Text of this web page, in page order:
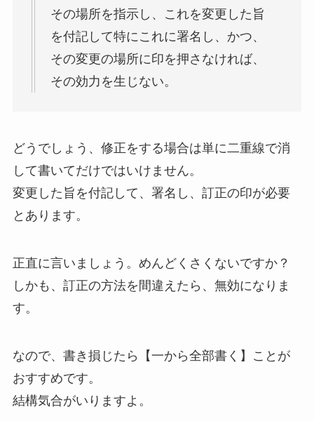
その場所を指示し、これを変更した旨
を付記して特にこれに署名し、かつ、
その変更の場所に印を押さなければ、
その効力を生じない。
どうでしょう、修正をする場合は単に二重線で消
して書いてだけではいけません。
変更した旨を付記して、署名し、訂正の印が必要
とあります。
正直に言いましょう。めんどくさくないですか？
しかも、訂正の方法を間違えたら、無効になりま
す。
なので、書き損じたら【一から全部書く】ことが
おすすめです。
結構気合がいりますよ。